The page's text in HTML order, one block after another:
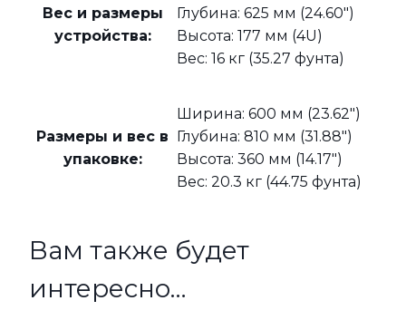
Вес и размеры
устройства:
Глубина: 625 мм (24.60″)
Высота: 177 мм (4U)
Вес: 16 кг (35.27 фунта)
Размеры и вес в
упаковке:
Ширина: 600 мм (23.62″)
Глубина: 810 мм (31.88″)
Высота: 360 мм (14.17″)
Вес: 20.3 кг (44.75 фунта)
Вам также будет
интересно…